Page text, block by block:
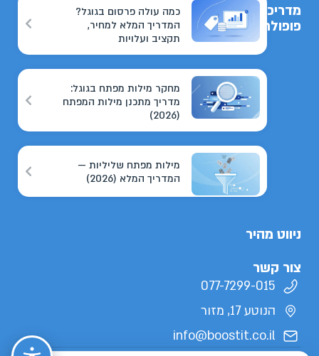
מדריכים
פופולריים
כמה עולה פרסום בגוגל?
המדריך המלא למחיר,
תקציב ועלויות
מחקר מילות מפתח בגוגל:
מדריך מתכנן מילות המפתח
(2026)
מילות מפתח שליליות —
המדריך המלא (2026)
ניווט מהיר
צור קשר
077-7299-015
הנוטע 17, מזור
info@boostit.co.il